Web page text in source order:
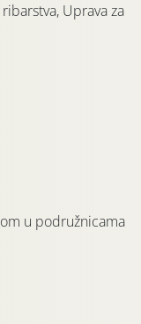
Uprava za
u podružnicama